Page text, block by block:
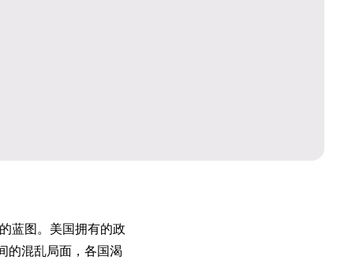
蓝图。美国拥有的政
的混乱局面，各国渴